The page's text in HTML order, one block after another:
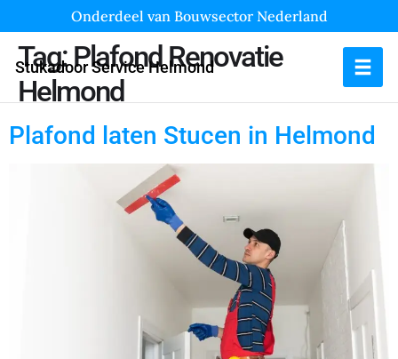
Onderdeel van Bouwsector Nederland
Stukadoor Service Helmond
Tag:Plafond Renovatie
Helmond
Plafond laten Stucen in Helmond